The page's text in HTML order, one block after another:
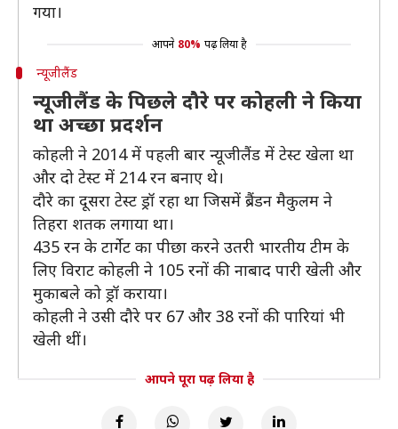
गया।
आपने 80% पढ़ लिया है
न्यूजीलैंड
न्यूजीलैंड के पिछले दौरे पर कोहली ने किया
था अच्छा प्रदर्शन
कोहली ने 2014 में पहली बार न्यूजीलैंड में टेस्ट खेला था
और दो टेस्ट में 214 रन बनाए थे।
दौरे का दूसरा टेस्ट ड्रॉ रहा था जिसमें ब्रैंडन मैकुलम ने
तिहरा शतक लगाया था।
435 रन के टार्गेट का पीछा करने उतरी भारतीय टीम के
लिए विराट कोहली ने 105 रनों की नाबाद पारी खेली और
मुकाबले को ड्रॉ कराया।
कोहली ने उसी दौरे पर 67 और 38 रनों की पारियां भी
खेली थीं।
आपने पूरा पढ़ लिया है